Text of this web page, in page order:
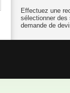
Effectuez une
sélectionner des
demande de